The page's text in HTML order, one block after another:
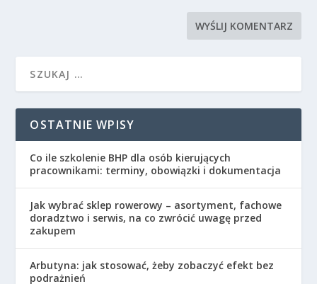
OSTATNIE WPISY
Co ile szkolenie BHP dla osób kierujących
pracownikami: terminy, obowiązki i dokumentacja
Jak wybrać sklep rowerowy – asortyment, fachowe
doradztwo i serwis, na co zwrócić uwagę przed
zakupem
Arbutyna: jak stosować, żeby zobaczyć efekt bez
podrażnień